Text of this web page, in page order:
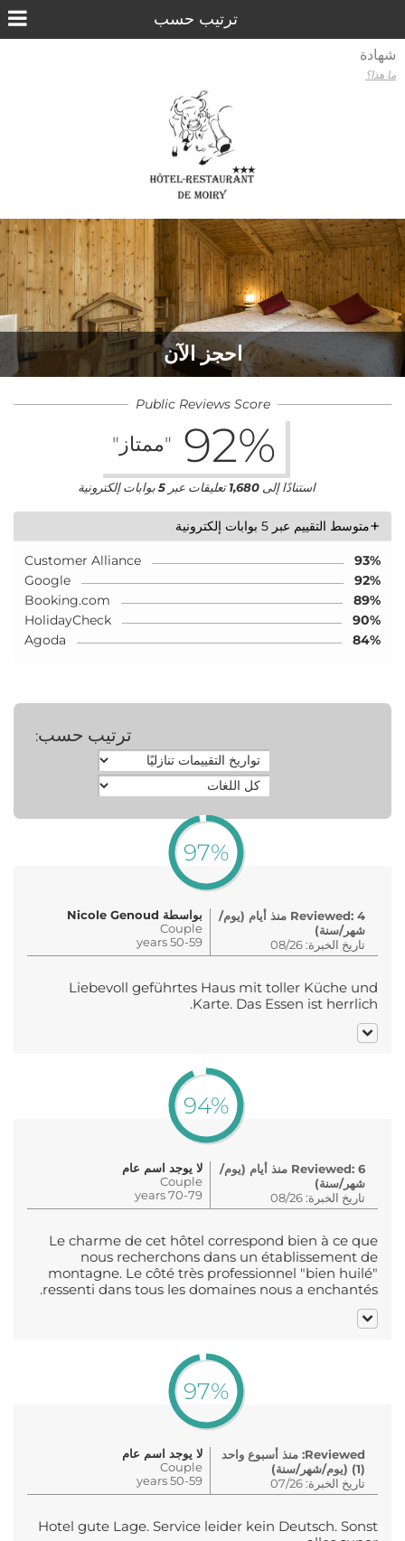
احجز الآن
Public Reviews Score
92% "ممتاز"
استنادًا إلى 1,680تعليقات عبر 5بوابات إلكترونية
+متوسط التقييم عبر 5 بوابات إلكترونية
Customer Alliance
93%
Google
92%
Booking.com
89%
HolidayCheck
90%
Agoda
84%
ترتيب حسب:
97%
بواسطة Nicole Genoud
Couple
50-59 years
Reviewed: 4 منذ أيام (يوم/
شهر/سنة)
تاريخ الخبرة: 08/26
Liebevoll geführtes Haus mit toller Küche und
Karte. Das Essen ist herrlich.
94%
لا يوجد اسم عام
Couple
70-79 years
Reviewed: 6 منذ أيام (يوم/
شهر/سنة)
تاريخ الخبرة: 08/26
Le charme de cet hôtel correspond bien à ce que
nous recherchons dans un établissement de
montagne. Le côté très professionnel "bien huilé"
ressenti dans tous les domaines nous a enchantés.
97%
لا يوجد اسم عام
Couple
50-59 years
Reviewed: منذ أسبوع واحد
(1) (يوم/شهر/سنة)
تاريخ الخبرة: 07/26
Hotel gute Lage. Service leider kein Deutsch. Sonst
شهادة
ما هذا؟